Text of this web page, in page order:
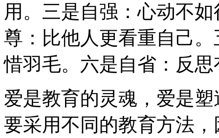
用。三是自强：心动不
尊：比他人更看重自己
惜羽毛。六是自省：反
爱是教育的灵魂，爱是
要采用不同的教育方法